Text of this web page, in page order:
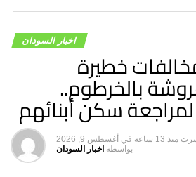
اخبار السودان
خطيرة
بالخرطوم..
سكن أبنائهم
منذ 13 ساعة في أغسطس 9, 2026
بواسطه اخبار السودان